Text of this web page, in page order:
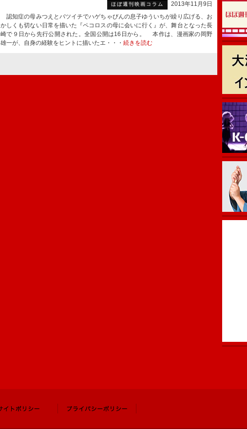
ほぼ週刊映画コラム
2013年11月9日
認知症の母みつえとバツイチでハゲちゃびんの息子ゆういちが繰り広げる、お
かしくも切ない日常を描いた『ペコロスの母に会いに行く』が、舞台となった長
崎で９日から先行公開された。全国公開は16日から。 本作は、漫画家の岡野
雄一が、自身の経験をヒントに描いたエ・・・ 続きを読む